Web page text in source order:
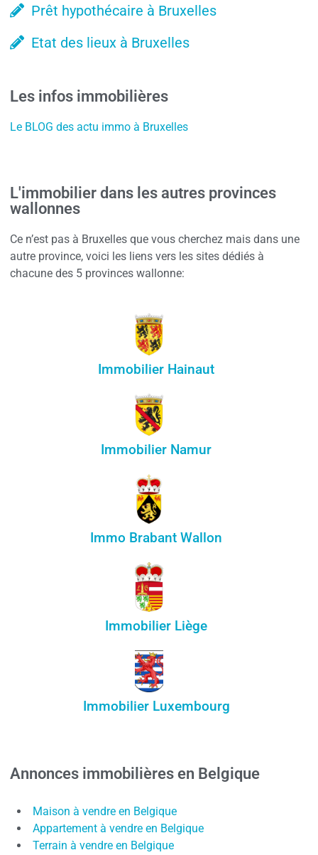
Prêt hypothécaire à Bruxelles
Etat des lieux à Bruxelles
Les infos immobilières
Le BLOG des actu immo à Bruxelles
L'immobilier dans les autres provinces
wallonnes
Ce n’est pas à Bruxelles que vous cherchez mais dans une
autre province, voici les liens vers les sites dédiés à
chacune des 5 provinces wallonne:
Immobilier Hainaut
Immobilier Namur
Immo Brabant Wallon
Immobilier Liège
Immobilier Luxembourg
Annonces immobilières en Belgique
Maison à vendre en Belgique
Appartement à vendre en Belgique
Terrain à vendre en Belgique